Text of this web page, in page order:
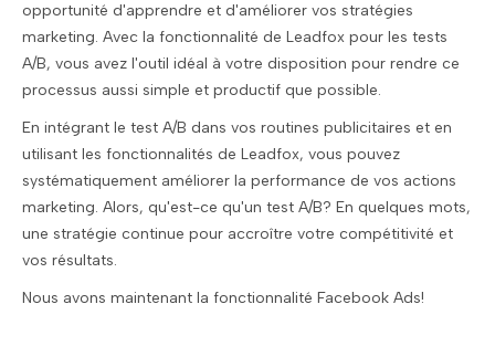
opportunité d'apprendre et d'améliorer vos stratégies
marketing. Avec la fonctionnalité de Leadfox pour les tests
A/B, vous avez l'outil idéal à votre disposition pour rendre ce
processus aussi simple et productif que possible.
En intégrant le test A/B dans vos routines publicitaires et en
utilisant les fonctionnalités de Leadfox, vous pouvez
systématiquement améliorer la performance de vos actions
marketing. Alors, qu'est-ce qu'un test A/B? En quelques mots,
une stratégie continue pour accroître votre compétitivité et
vos résultats.
Nous avons maintenant la fonctionnalité Facebook Ads!